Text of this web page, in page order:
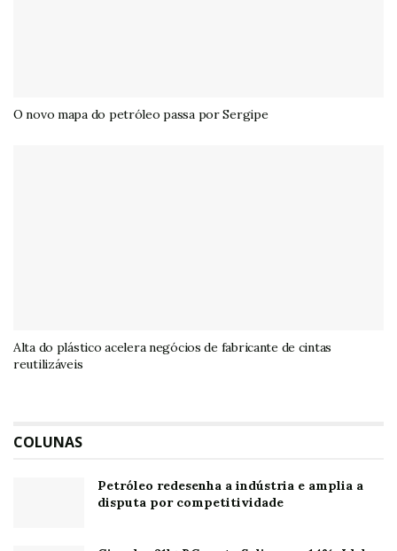
O novo mapa do petróleo passa por Sergipe
Alta do plástico acelera negócios de fabricante de cintas
reutilizáveis
COLUNAS
Petróleo redesenha a indústria e amplia a
disputa por competitividade